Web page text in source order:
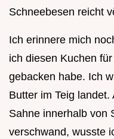
Schneebesen reicht
Ich erinnere mich
ich diesen Kuchen
gebacken habe. Ich
Butter im Teig
Sahne innerhalb von
verschwand, wusste